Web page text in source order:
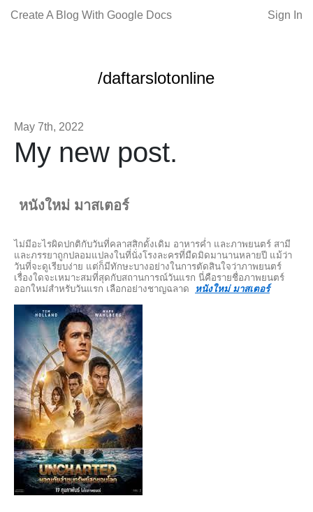
Create A Blog With Google Docs Sign In
/daftarslotonline
May 7th, 2022
My new post.
หนังใหม่ มาสเตอร์
ไม่มีอะไรผิดปกติกับวันที่คลาสสิกดั้งเดิม อาหารค่ำ และภาพยนตร์ สามี
และภรรยาถูกปลอมแปลงในที่นั่งโรงละครที่มืดมิดมานานหลายปี แม้ว่า
วันที่จะดูเรียบง่าย แต่ก็มีทักษะบางอย่างในการตัดสินใจว่าภาพยนตร์
เรื่องใดจะเหมาะสมที่สุดกับสถานการณ์วันแรก นี่คือรายชื่อภาพยนตร์
ออกใหม่สำหรับวันแรก เลือกอย่างชาญฉลาด
หนังใหม่ มาสเตอร์